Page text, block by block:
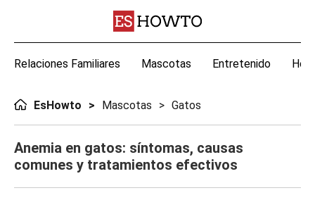
Relaciones Familiares Mascotas Entretenido
EsHowto Mascotas Gatos
Anemia en gatos: síntomas, causas
comunes y tratamientos efectivos